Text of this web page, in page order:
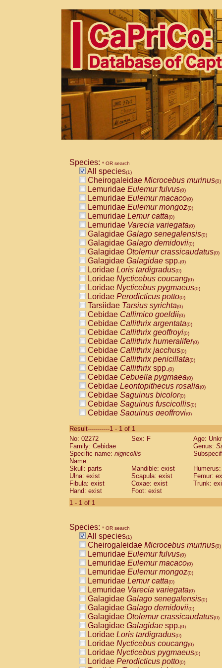
Species: * OR search
All species(1)
Cheirogaleidae Microcebus murinus(0)
Lemuridae Eulemur fulvus(0)
Lemuridae Eulemur macaco(0)
Lemuridae Eulemur mongoz(0)
Lemuridae Lemur catta(0)
Lemuridae Varecia variegata(0)
Galagidae Galago senegalensis(0)
Galagidae Galago demidovii(0)
Galagidae Otolemur crassicaudatus(0)
Galagidae Galagidae spp.(0)
Loridae Loris tardigradus(0)
Loridae Nycticebus coucang(0)
Loridae Nycticebus pygmaeus(0)
Loridae Perodicticus potto(0)
Tarsiidae Tarsius syrichta(0)
Cebidae Callimico goeldii(0)
Cebidae Callithrix argentata(0)
Cebidae Callithrix geoffroyi(0)
Cebidae Callithrix humeralifer(0)
Cebidae Callithrix jacchus(0)
Cebidae Callithrix penicillata(0)
Cebidae Callithrixspp.(0)
Cebidae Cebuella pygmaea(0)
Cebidae Leontopithecus rosalia(0)
Cebidae Saguinus bicolor(0)
Cebidae Saguinus fuscicollis(0)
Cebidae Saguinus geoffroyi(0)
CebidaeSaguinus labiatus(0)
Cebidae Saguinus leucopus (0)
Cebidae
CebidaeSaguinus mystax
Cebidae Saguinus nigricollis (1)
Cebidae Saguinus oedipus
Cebidae Saguinus weddelli
Cebidae Saguinusspp.
Cebidae
CebidaeCebus capucinus
CebidaeCebus nigrivittatus
CebidaeCebus spp.(0)
CebidaeSaimiri boliviensis(0)
CebidaeSaimiri sciureus(0)
AtelidaeAlouatta caraya(0)
AtelidaeAlouatta fusca(0)
AtelidaeAlouatta seniculus(0)
AtelidaeAlouattaspp.(0)
AtelidaeAteles belzebuth(0)
AtelidaeAteles geoffroyi(0)
AtelidaeAteles paniscus(0)
AtelidaeAtelesspp.(0)
AtelidaeLagothrix lagothricha(0)
AtelidaeLagothrix lagothricha cana
PitheciidaeCacajao calvus
Result-----------1 - 1 of 1
No: 02272
Sex: F
Age:
Family: Cebidae
Genus:
Specific name: nigricollis
Name:
Skull: parts
Mandible: exist
Ulna: exist
Scapula: exist
Femur:
Fibula: exist
Coxae: exist
Trunk:
Hand: exist
Foot: exist
1 - 1 of 1
Species: * OR search
All species(1)
Cheirogaleidae Microcebus murinus(0)
Lemuridae Eulemur fulvus(0)
Lemuridae Eulemur macaco(0)
Lemuridae Eulemur mongoz(0)
Lemuridae Lemur catta(0)
Lemuridae Varecia variegata(0)
Galagidae Galago senegalensis(0)
Galagidae Galago demidovii(0)
Galagidae Otolemur crassicaudatus(0)
Galagidae Galagidae spp.(0)
Loridae Loris tardigradus(0)
Loridae Nycticebus coucang(0)
Loridae Nycticebus pygmaeus(0)
Loridae Perodicticus potto(0)